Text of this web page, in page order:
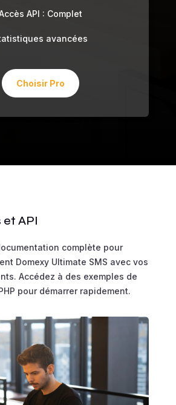
API : Complet
avancées
Choisir Pro
API
complète pour
Domexy Ultimate SMS avec vos
Accédez à des exemples de
pour démarrer rapidement.